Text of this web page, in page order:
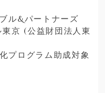
ル&パートナーズ
京 (公益財団法人東
プログラム助成対象